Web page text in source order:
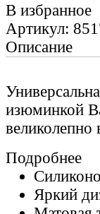
В избранное
Артикул:
Описание
изюминкой
великолепно
Подробнее
Яркий